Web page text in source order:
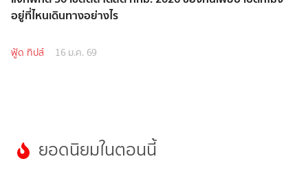
อยู่ที่ไหนเดินทางอย่างไร
ฟู้ด ทิปส์ 16 ม.ค. 69
ยอดนิยมในตอนนี้